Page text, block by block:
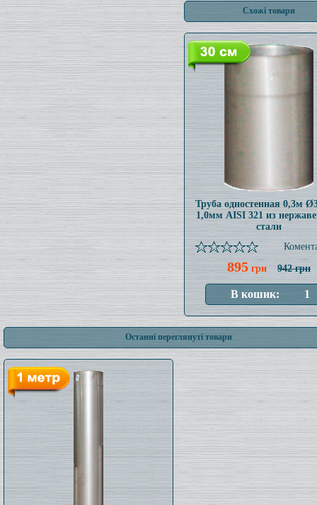
Схожі товари
Труба одностенная 0,3м
1,0мм AISI 321 из
стали
895 грн 942 грн
Останні переглянуті товари